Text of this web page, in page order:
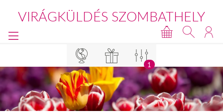
VIRÁGKÜLDÉS SZOMBATHELY
1